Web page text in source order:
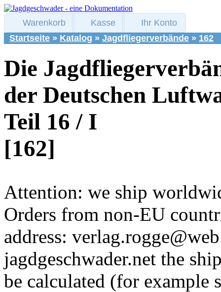
Warenkorb Kasse
Ihr Konto
Startseite » Katalog » Jagdfliegerverbände » 162
Die
der Deutschen
Teil 16 / I
[162]
Attention: we ship
Orders from non-EU
address:
jagdgeschwader.net the
be calculated (for example